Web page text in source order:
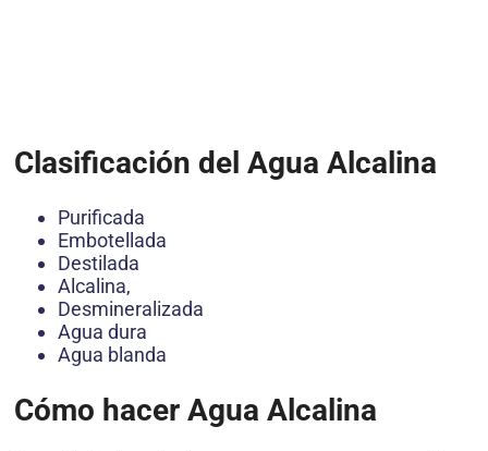
Clasificación del Agua Alcalina
Purificada
Embotellada
Destilada
Alcalina,
Desmineralizada
Agua dura
Agua blanda
Cómo hacer Agua Alcalina